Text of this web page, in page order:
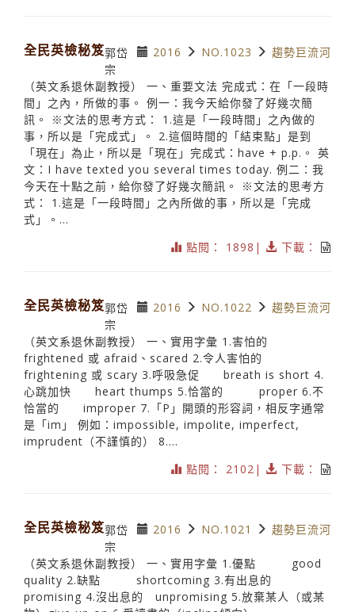
全民英檢秘笈 2016 NO.1023 趨勢巨流河
郭岱
宗
（英文系退休副教授） 一、重要文法 完成式：在「一段時
間」之內，所做的事。 例一：我今天給你發了好幾次簡
訊。 ※文法的思考方式： 1.這是「一段時間」之內做的
事，所以是「完成式」。 2.這個時間的「結束點」是到
「現在」為止，所以是「現在」完成式：have + p.p.。 英
文：I have texted you several times today. 例二：我
今天在十點之前，給你發了好幾次簡訊。 ※文法的思考方
式： 1.這是「一段時間」之內所做的事，所以是「完成
式」。...
點閱： 1898|
下載：
全民英檢秘笈 2016 NO.1022 趨勢巨流河
郭岱
宗
（英文系退休副教授） 一、實用字彙 1.害怕的
frightened 或 afraid、scared 2.令人害怕的
frightening 或 scary 3.呼吸急促 breath is short 4.
心跳加快 heart thumps 5.恰當的 proper 6.不
恰當的 improper 7.「P」開頭的形容詞，相反字通常
是「im」 例如：impossible, impolite, imperfect,
imprudent（不謹慎的） 8....
點閱： 2102|
下載：
全民英檢秘笈 2016 NO.1021 趨勢巨流河
郭岱
宗
（英文系退休副教授） 一、實用字彙 1.優點 good
quality 2.缺點 shortcoming 3.有出息的
promising 4.沒出息的 unpromising 5.放棄某人（或某